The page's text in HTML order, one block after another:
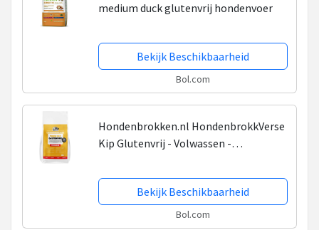
medium duck glutenvrij hondenvoer
Bekijk Beschikbaarheid
Bol.com
Hondenbrokken.nl HondenbrokkVerse
Kip Glutenvrij - Volwassen -
Bekijk Beschikbaarheid
Bol.com